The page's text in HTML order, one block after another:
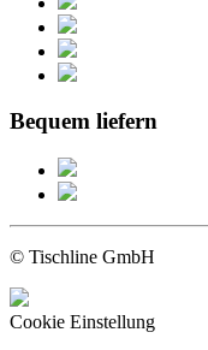
Bequem liefern
© Tischline GmbH
Cookie Einstellung